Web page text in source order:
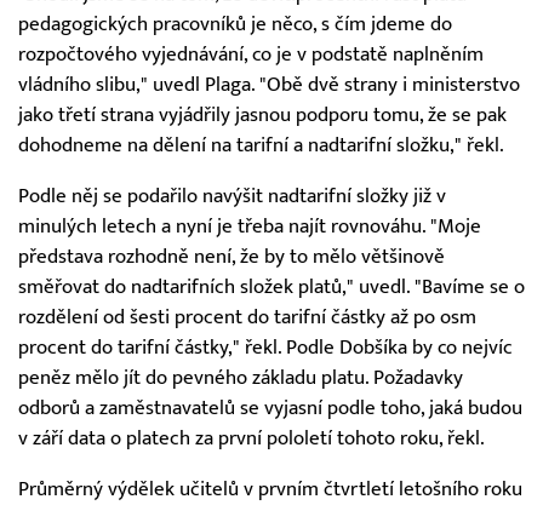
pedagogických pracovníků je něco, s čím jdeme do
rozpočtového vyjednávání, co je v podstatě naplněním
vládního slibu," uvedl Plaga. "Obě dvě strany i ministerstvo
jako třetí strana vyjádřily jasnou podporu tomu, že se pak
dohodneme na dělení na tarifní a nadtarifní složku," řekl.
Podle něj se podařilo navýšit nadtarifní složky již v
minulých letech a nyní je třeba najít rovnováhu. "Moje
představa rozhodně není, že by to mělo většinově
směřovat do nadtarifních složek platů," uvedl. "Bavíme se o
rozdělení od šesti procent do tarifní částky až po osm
procent do tarifní částky," řekl. Podle Dobšíka by co nejvíc
peněz mělo jít do pevného základu platu. Požadavky
odborů a zaměstnavatelů se vyjasní podle toho, jaká budou
v září data o platech za první pololetí tohoto roku, řekl.
Průměrný výdělek učitelů v prvním čtvrtletí letošního roku